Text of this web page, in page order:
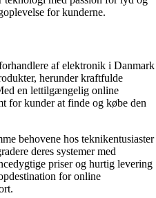
for kunderne.
af elektronik i Danmark
herunder kraftfulde
en lettilgængelig online
for kunder at finde og købe den
behovene hos teknikentusiaster
deres systemer med
priser og hurtig levering
for online